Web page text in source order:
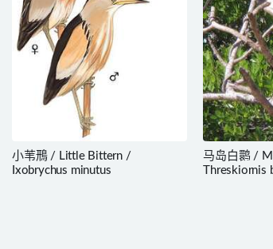
小苇鳽 / Little Bittern /
Ixobrychus minutus
马岛白鹮 /
Threskiornis